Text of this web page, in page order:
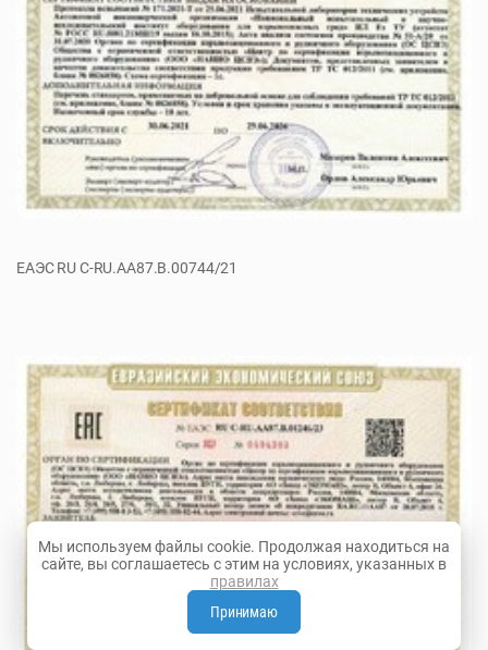
ЕАЭС RU C-RU.AA87.B.00744/21
Мы используем файлы cookie. Продолжая находиться на
сайте, вы соглашаетесь с этим на условиях, указанных в
правилах
Принимаю